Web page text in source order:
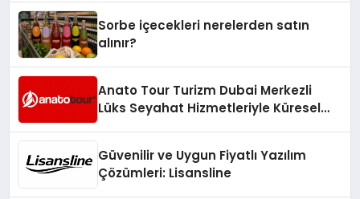
Sorbe içecekleri nerelerden satın
alınır?
Anato Tour Turizm Dubai Merkezli
Lüks Seyahat Hizmetleriyle Küresel
Güvenilir ve Uygun Fiyatlı Yazılım
Çözümleri: Lisansline